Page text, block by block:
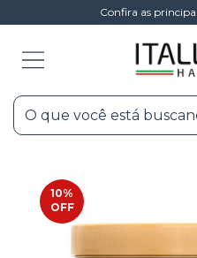
Confira as
10%
OFF